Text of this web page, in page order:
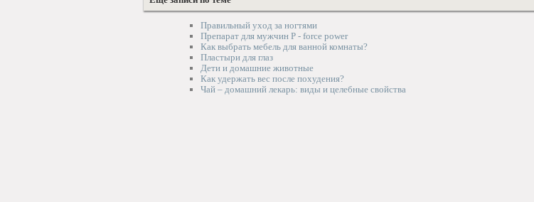
Правильный уход за ногтями
Препарат для мужчин P - force power
Как выбрать мебель для ванной комнаты?
Пластыри для глаз
Дети и домашние животные
Как удержать вес после похудения?
Чай – домашний лекарь: виды и целебные свойства